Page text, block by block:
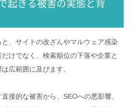
起きる被害の実態と背
、サイトの改ざんやマルウェア感染
けでなく、検索順位の下落や企業と
広範囲に及びます。
接的な被害から、SEOへの悪影響、